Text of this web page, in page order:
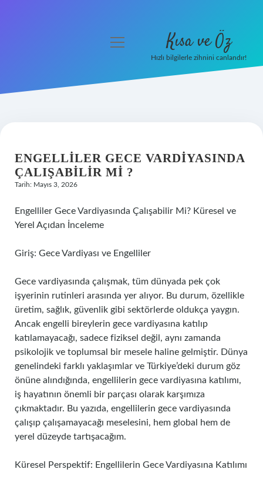
Hakkımızda
menüyü
Kısa ve Öz
Hızlı bilgilerle zihnini canlandır!
ENGELLILER GECE VARDIYASINDA
ÇALIŞABILIR MI ?
Tarih: Mayıs 3, 2026
Engelliler Gece Vardiyasında Çalışabilir Mi? Küresel ve
Yerel Açıdan İnceleme
Giriş: Gece Vardiyası ve Engelliler
Gece vardiyasında çalışmak, tüm dünyada pek çok
işyerinin rutinleri arasında yer alıyor. Bu durum, özellikle
üretim, sağlık, güvenlik gibi sektörlerde oldukça yaygın.
Ancak engelli bireylerin gece vardiyasına katılıp
katılamayacağı, sadece fiziksel değil, aynı zamanda
psikolojik ve toplumsal bir mesele haline gelmiştir. Dünya
genelindeki farklı yaklaşımlar ve Türkiye’deki durum göz
önüne alındığında, engellilerin gece vardiyasına katılımı,
iş hayatının önemli bir parçası olarak karşımıza
çıkmaktadır. Bu yazıda, engellilerin gece vardiyasında
çalışıp çalışamayacağı meselesini, hem global hem de
yerel düzeyde tartışacağım.
Küresel Perspektif: Engellilerin Gece Vardiyasına Katılımı